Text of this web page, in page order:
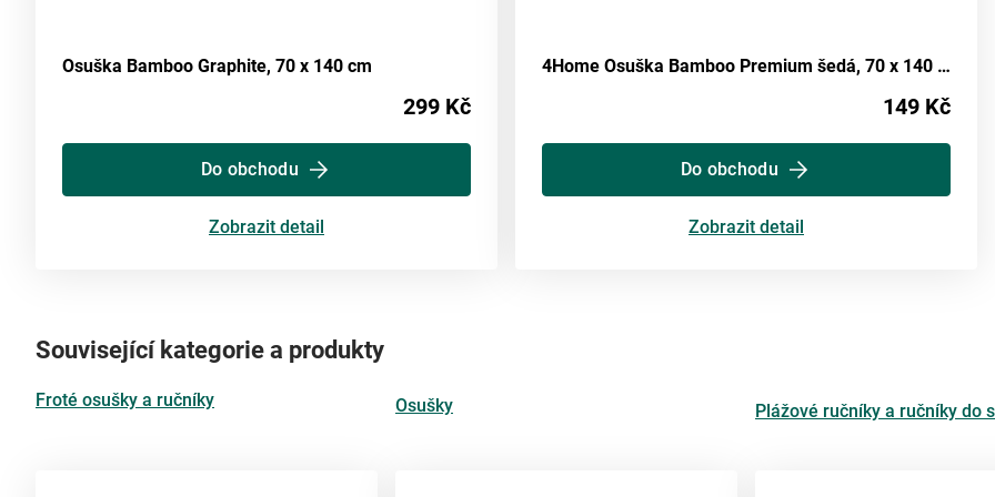
Osuška Bamboo Graphite, 70 x 140 cm
299 Kč
Do obchodu
Zobrazit detail
4Home Osuška Bamboo Premium šedá, 70 x 140 cm
149 Kč
Do obchodu
Zobrazit detail
Související kategorie a produkty
Froté osušky a ručníky Osušky Plážové ručníky a ručníky do